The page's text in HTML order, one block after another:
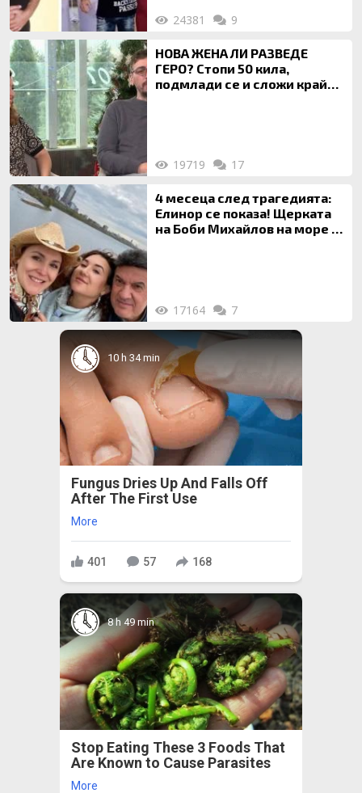
24381 9
НОВА ЖЕНА ЛИ РАЗВЕДЕ
ГЕРО? Стопи 50 кила,
подмлади се и сложи край
19719 17
4 месеца след трагедията:
Елинор се показа! Щерката
на Боби Михайлов на море с
17164 7
10 h 34 min
Fungus Dries Up And Falls Off
After The First Use
More
401 57 168
8 h 49 min
Stop Eating These 3 Foods That
Are Known to Cause Parasites
More